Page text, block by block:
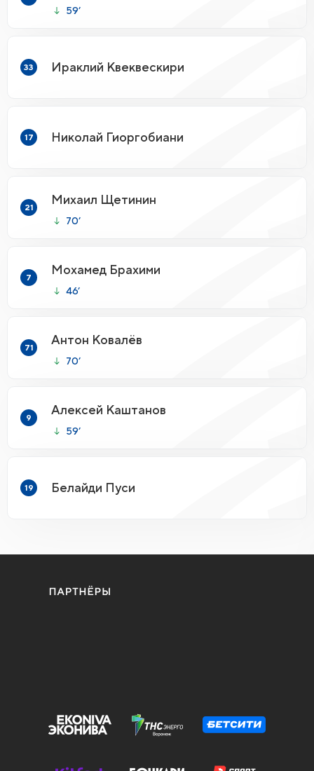
59’
33 Ираклий Квеквескири
17 Николай Гиоргобиани
21
Михаил Щетинин
70’
7
Мохамед Брахими
46’
71
Антон Ковалёв
70’
9
Алексей Каштанов
59’
19 Белайди Пуси